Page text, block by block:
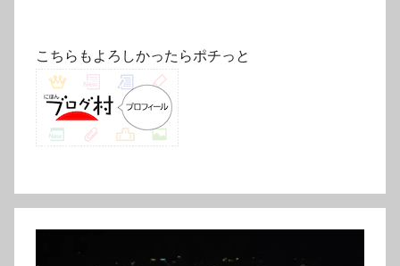
こちらもよろしかったらポチっと